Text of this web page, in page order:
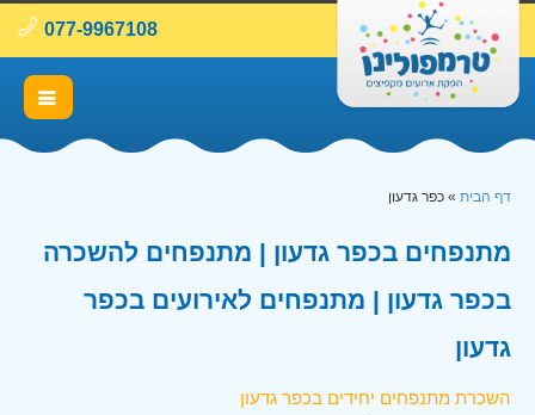
077-9967108
דף הבית » כפר גדעון
מתנפחים בכפר גדעון | מתנפחים להשכרה
בכפר גדעון | מתנפחים לאירועים בכפר
גדעון
השכרת מתנפחים יחידים בכפר גדעון